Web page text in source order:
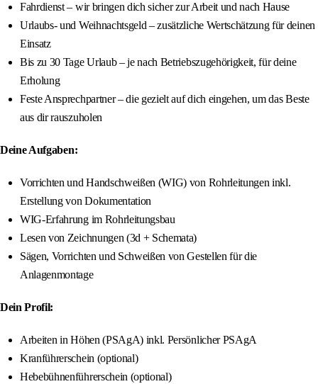
Fahrdienst – wir bringen dich sicher zur Arbeit und nach Hause
Urlaubs- und Weihnachtsgeld – zusätzliche Wertschätzung für deinen
Einsatz
Bis zu 30 Tage Urlaub – je nach Betriebszugehörigkeit, für deine
Erholung
Feste Ansprechpartner – die gezielt auf dich eingehen, um das Beste
aus dir rauszuholen
Deine Aufgaben:
Vorrichten und Handschweißen (WIG) von Rohrleitungen inkl.
Erstellung von Dokumentation
WIG-Erfahrung im Rohrleitungsbau
Lesen von Zeichnungen (3d + Schemata)
Sägen, Vorrichten und Schweißen von Gestellen für die
Anlagenmontage
Dein Profil:
Arbeiten in Höhen (PSAgA) inkl. Persönlicher PSAgA
Kranführerschein (optional)
Hebebühnenführerschein (optional)